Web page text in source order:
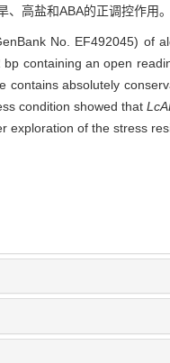
、高盐和ABA的正调控作用
No. EF492045) of
containing an open
contains absolutely
condition showed that
exploration of the stress